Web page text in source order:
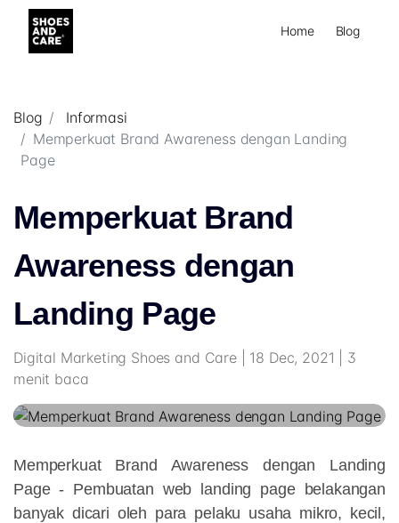
Home Blog
Blog
Informasi
Memperkuat Brand Awareness dengan Landing
Page
Memperkuat Brand
Awareness dengan
Landing Page
Digital Marketing Shoes and Care | 18 Dec, 2021 | 3
menit baca
Memperkuat Brand Awareness dengan Landing
Page- Pembuatan web landing page belakangan
banyak dicari oleh para pelaku usaha mikro, kecil,